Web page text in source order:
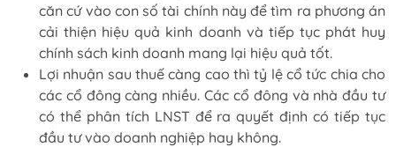
căn cứ vào con số tài chính này để tìm ra phương án
cải thiện hiệu quả kinh doanh và tiếp tục phát huy
chính sách kinh doanh mang lại hiệu quả tốt.
Lợi nhuận sau thuế càng cao thì tỷ lệ cổ tức chia cho
các cổ đông càng nhiều. Các cổ đông và nhà đầu tư
có thể phân tích LNST để ra quyết định có tiếp tục
đầu tư vào doanh nghiệp hay không.